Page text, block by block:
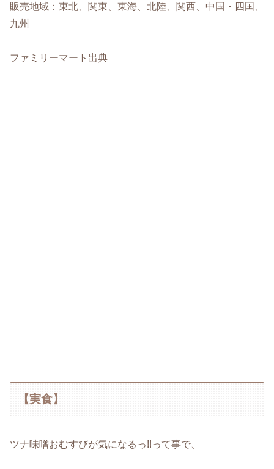
販売地域：東北、関東、東海、北陸、関西、中国・四国、
九州
ファミリーマート出典
【実食】
ツナ味噌おむすびが気になるっ!!って事で、